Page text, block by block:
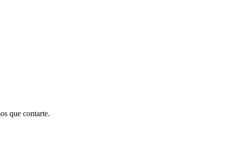
que contarte.